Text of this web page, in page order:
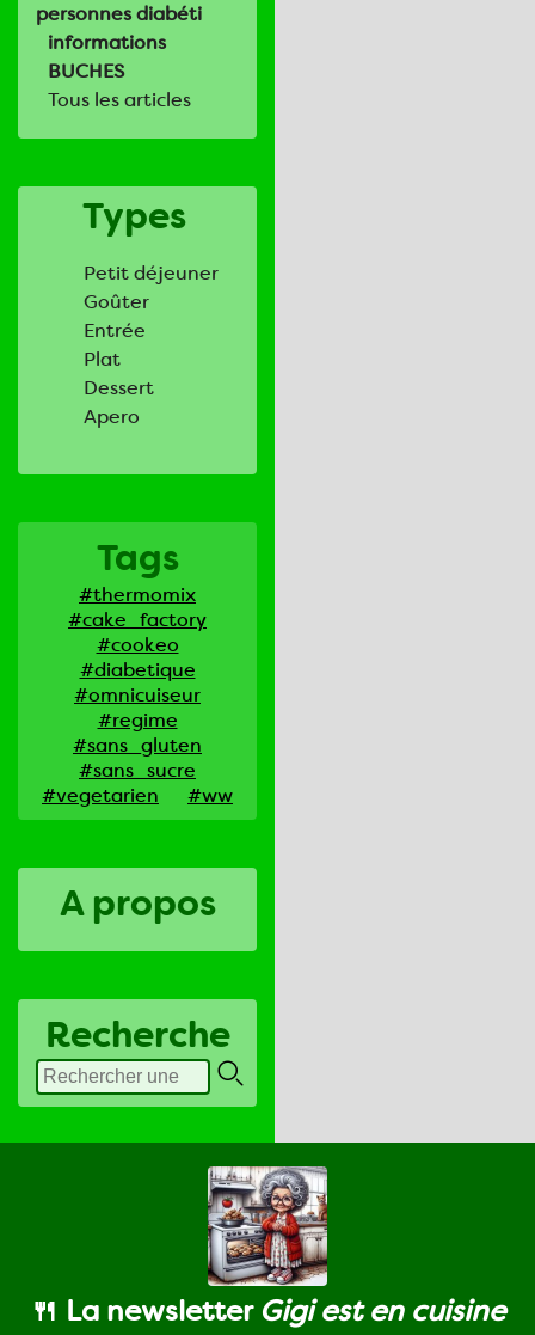
personnes diabéti
informations
BUCHES
Tous les articles
Types
Petit déjeuner
Goûter
Entrée
Plat
Dessert
Apero
Tags
#thermomix
#cake_factory
#cookeo
#diabetique
#omnicuiseur
#regime
#sans_gluten
#sans_sucre
#vegetarien
#ww
A propos
Recherche
🍴 La newsletter Gigi est en cuisine